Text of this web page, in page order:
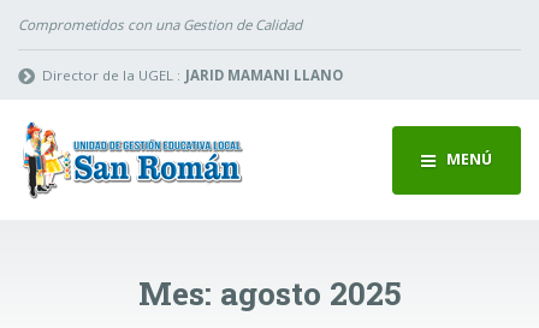
Comprometidos con una Gestion de Calidad
Director de la UGEL : JARID MAMANI LLANO
MENÚ
Mes: agosto 2025